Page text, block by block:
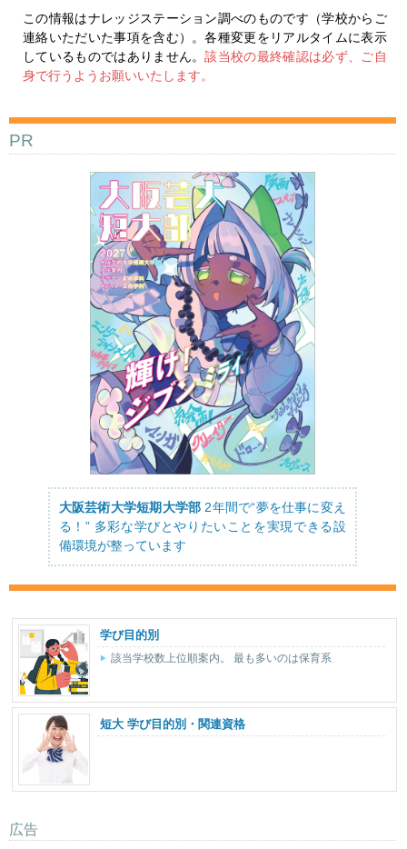
この情報はナレッジステーション調べのものです（学校からご
連絡いただいた事項を含む）。各種変更をリアルタイムに表示
しているものではありません。該当校の最終確認は必ず、ご自
身で行うようお願いいたします。
PR
大阪芸術大学短期大学部 2年間で“夢を仕事に変え
る！” 多彩な学びとやりたいことを実現できる設
備環境が整っています
学び目的別
該当学校数上位順案内。 最も多いのは保育系
短大 学び目的別・関連資格
広告